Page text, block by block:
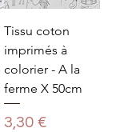
Tissu coton
imprimés à
colorier - A la
ferme X 50cm
Prix
3,30 €